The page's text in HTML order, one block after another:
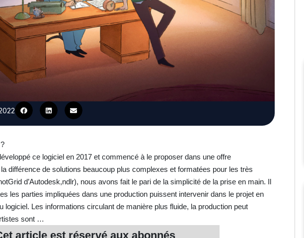
ce logiciel en 2017 et commencé à le proposer dans une offre
différence de solutions beaucoup plus complexes et formatées pour les très
d’Autodesk,ndlr), nous avons fait le pari de la simplicité de la prise en main. Il
les parties impliquées dans une production puissent intervenir dans le projet en
logiciel. Les informations circulant de manière plus fluide, la production peut
sont …
article est réservé auxabonnés